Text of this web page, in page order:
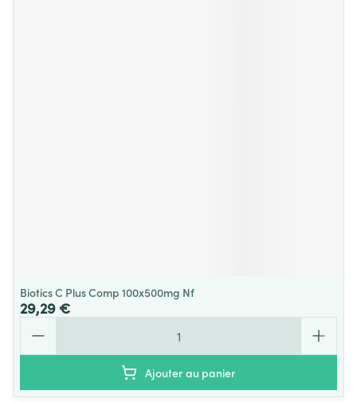
Biotics C Plus Comp 100x500mg Nf
29,29 €
Ajouter au panier